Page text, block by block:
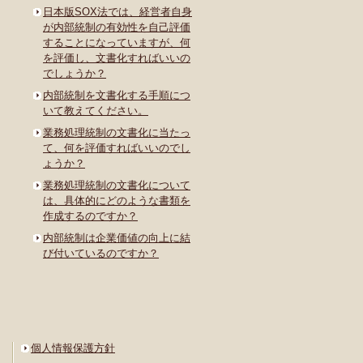
日本版SOX法では、経営者自身
が内部統制の有効性を自己評価
することになっていますが、何
を評価し、文書化すればいいの
でしょうか？
内部統制を文書化する手順につ
いて教えてください。
業務処理統制の文書化に当たっ
て、何を評価すればいいのでし
ょうか？
業務処理統制の文書化について
は、具体的にどのような書類を
作成するのですか？
内部統制は企業価値の向上に結
び付いているのですか？
個人情報保護方針